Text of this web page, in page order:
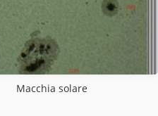
Macchia solare